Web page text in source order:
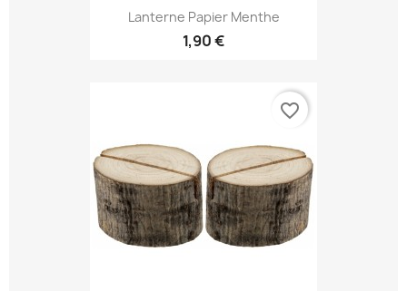
Lanterne Papier Menthe
1,90 €
favorite_border